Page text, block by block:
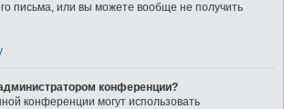
письма, или вы можете вообще не получить
конференции?
конференции могут использовать